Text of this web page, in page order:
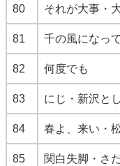
80 それが大事・
81 千の風になっ
82 何度でも
83 にじ・新沢と
84 春よ、来い・
85 関白失脚・さ